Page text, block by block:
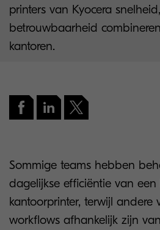
printers van Kyocera
betrouwbaarheid
kantoren.
Sommige teams hebben
dagelijkse efficiëntie van
kantoorprinter, terwijl andere
workflows afhankelijk zijn